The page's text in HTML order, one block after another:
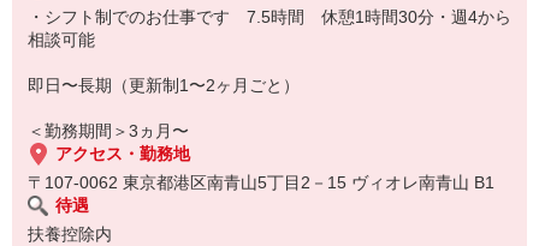
【勤務条件】
◆週5日勤務
◆土日祝勤務可能な方歓迎♪
【嬉しいポイント】
◆有給休暇制度あり
◆産前産後・育児休暇（取得実績あり）
個人ノルマはなく、4〜5名の少人数体制でお互いにフォローし合い
ながら、てきぱきとチームで動く楽しさがあります（＾＾）
・シフト制でのお仕事です 7.5時間 休憩1時間30分・週4から
相談可能
即日〜長期（更新制1〜2ヶ月ごと）
＜勤務期間＞3ヵ月〜
アクセス・勤務地
〒107-0062 東京都港区南青山5丁目2－15 ヴィオレ南青山 B1
待遇
扶養控除内